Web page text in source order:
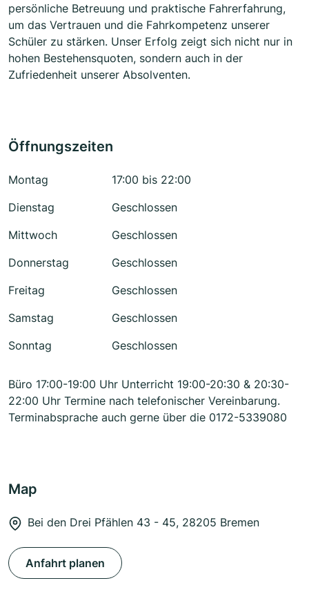
persönliche Betreuung und praktische Fahrerfahrung,
um das Vertrauen und die Fahrkompetenz unserer
Schüler zu stärken. Unser Erfolg zeigt sich nicht nur in
hohen Bestehensquoten, sondern auch in der
Zufriedenheit unserer Absolventen.
Öffnungszeiten
Montag
17:00 bis 22:00
Dienstag
Geschlossen
Mittwoch
Geschlossen
Donnerstag
Geschlossen
Freitag
Geschlossen
Samstag
Geschlossen
Sonntag
Geschlossen
Büro 17:00-19:00 Uhr Unterricht 19:00-20:30 & 20:30-
22:00 Uhr Termine nach telefonischer Vereinbarung.
Terminabsprache auch gerne über die 0172-5339080
Map
Bei den Drei Pfählen 43 - 45, 28205 Bremen
Anfahrt planen